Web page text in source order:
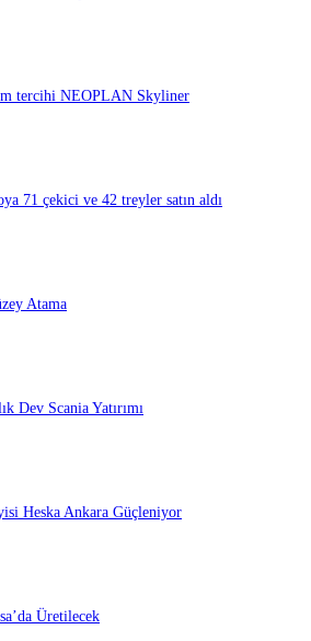
tercihi NEOPLAN Skyliner
71 çekici ve 42 treyler satın aldı
Atama
Dev Scania Yatırımı
Heska Ankara Güçleniyor
Üretilecek